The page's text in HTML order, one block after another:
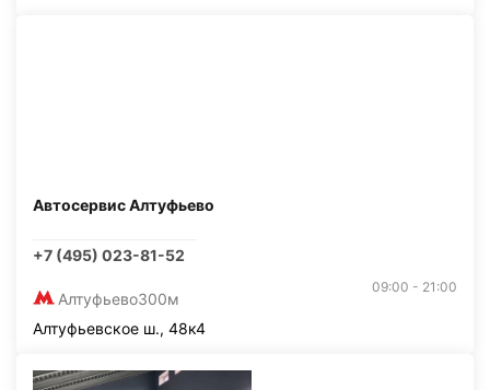
Автосервис Алтуфьево
+7 (495) 023-81-52
Алтуфьево300м
09:00 - 21:00
Алтуфьевское ш., 48к4